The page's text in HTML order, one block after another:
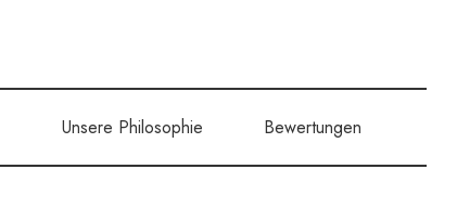
Unsere Philosophie Bewertungen